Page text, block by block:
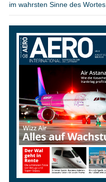
im wahrsten Sinne des Wortes.